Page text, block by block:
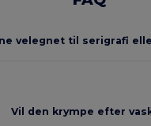
velegnet til serigrafi
Vil den krympe efter